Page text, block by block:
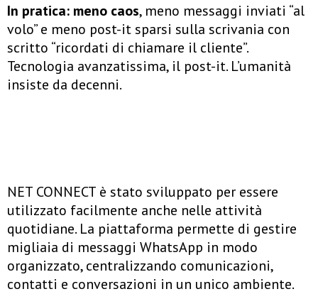
In pratica: meno caos, meno messaggi inviati “al
volo” e meno post-it sparsi sulla scrivania con
scritto “ricordati di chiamare il cliente”.
Tecnologia avanzatissima, il post-it. L’umanità
insiste da decenni.
NET CONNECT è stato sviluppato per essere
utilizzato facilmente anche nelle attività
quotidiane. La piattaforma permette di gestire
migliaia di messaggi WhatsApp in modo
organizzato, centralizzando comunicazioni,
contatti e conversazioni in un unico ambiente.